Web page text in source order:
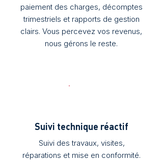
paiement des charges, décomptes
trimestriels et rapports de gestion
clairs. Vous percevez vos revenus,
nous gérons le reste.
Suivi technique réactif
Suivi des travaux, visites,
réparations et mise en conformité.